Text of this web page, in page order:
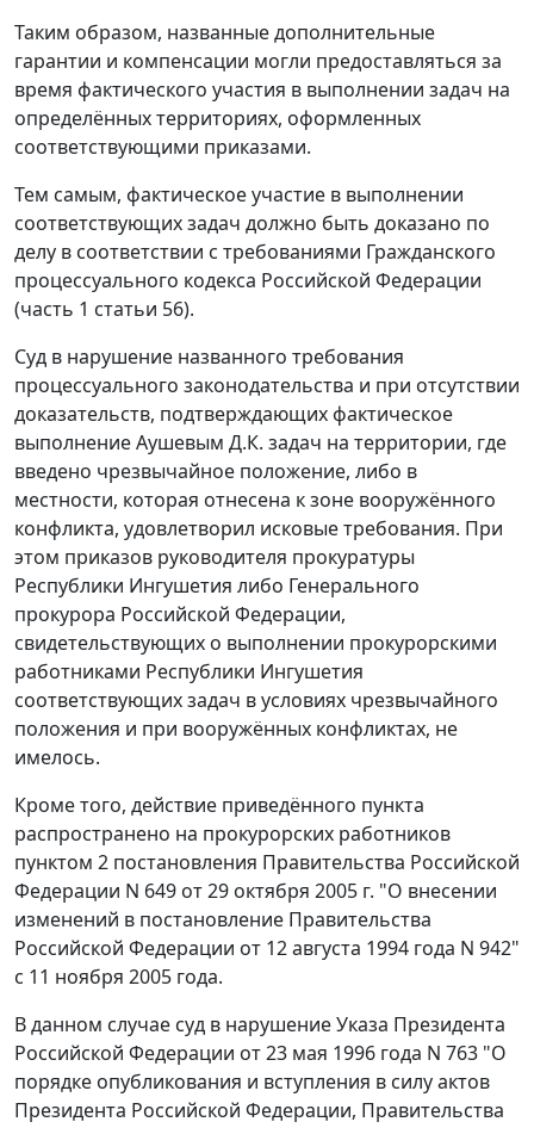
Таким образом, названные дополнительные
гарантии и компенсации могли предоставляться за
время фактического участия в выполнении задач на
определённых территориях, оформленных
соответствующими приказами.
Тем самым, фактическое участие в выполнении
соответствующих задач должно быть доказано по
делу в соответствии с требованиями Гражданского
процессуального кодекса Российской Федерации
(часть 1 статьи 56).
Суд в нарушение названного требования
процессуального законодательства и при отсутствии
доказательств, подтверждающих фактическое
выполнение Аушевым Д.К. задач на территории, где
введено чрезвычайное положение, либо в
местности, которая отнесена к зоне вооружённого
конфликта, удовлетворил исковые требования. При
этом приказов руководителя прокуратуры
Республики Ингушетия либо Генерального
прокурора Российской Федерации,
свидетельствующих о выполнении прокурорскими
работниками Республики Ингушетия
соответствующих задач в условиях чрезвычайного
положения и при вооружённых конфликтах, не
имелось.
Кроме того, действие приведённого пункта
распространено на прокурорских работников
пунктом 2 постановления Правительства Российской
Федерации N 649 от 29 октября 2005 г. "О внесении
изменений в постановление Правительства
Российской Федерации от 12 августа 1994 года N 942"
с 11 ноября 2005 года.
В данном случае суд в нарушениеУказа Президента
Российской Федерации от 23 мая 1996 года N 763 "О
порядке опубликования и вступления в силу актов
Президента Российской Федерации, Правительства